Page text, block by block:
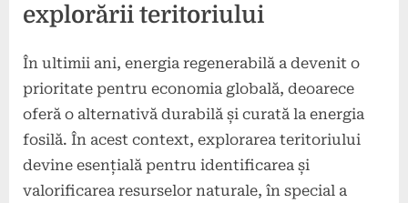
explorării teritoriului
În ultimii ani, energia regenerabilă a devenit o
prioritate pentru economia globală, deoarece
oferă o alternativă durabilă și curată la energia
fosilă. În acest context, explorarea teritoriului
devine esențială pentru identificarea și
valorificarea resurselor naturale, în special a